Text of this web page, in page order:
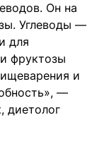
Он на
Углеводы —
для
фруктозы
и
—
диетолог